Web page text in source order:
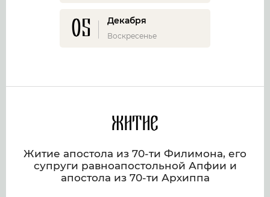
05 Декабря
Воскресенье
Житие
Житие апостола из 70-ти Филимона, его
супруги равноапостольной Апфии и
апостола из 70-ти Архиппа